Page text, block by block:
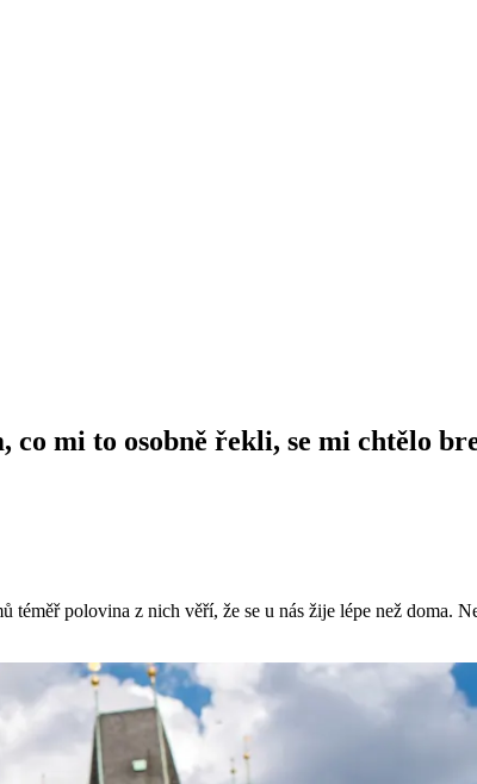
co mi to osobně řekli, se mi chtělo
polovina z nich věří, že se u nás žije lépe než doma.